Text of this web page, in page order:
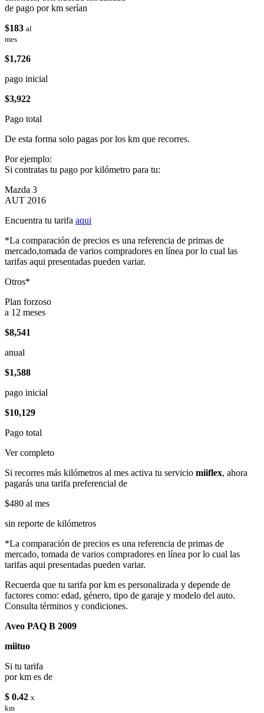
de pago por km serían
$183 al
mes
$1,726
pago inicial
$3,922
Pago total
De esta forma solo pagas por los km que recorres.
Por ejemplo:
Si contratas tu pago por kilómetro para tu:
Mazda 3
AUT 2016
Encuentra tu tarifa aqui
*La comparación de precios es una referencia de primas de
mercado,tomada de varios compradores en línea por lo cual las
tarifas aqui presentadas pueden variar.
Otros*
Plan forzoso
a 12 meses
$8,541
anual
$1,588
pago inicial
$10,129
Pago total
Ver completo
Si recorres más kilómetros al mes activa tu servicio miiflex, ahora
pagarás una tarifa preferencial de
$480 al mes
sin reporte de kilómetros
*La comparación de precios es una referencia de primas de
mercado, tomada de varios compradores en línea por lo cual las
tarifas aqui presentadas pueden variar.
Recuerda que tu tarifa por km es personalizada y depende de
factores como: edad, género, tipo de garaje y modelo del auto.
Consulta términos y condiciones.
Aveo PAQ B 2009
miituo
Si tu tarifa
por km es de
$ 0.42 x
km